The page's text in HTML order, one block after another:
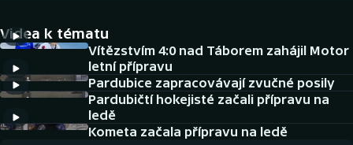
Cyklistika
DALŠÍ SPORTY
Americký fotbal
NEPŘEHLÉDNĚTE
Videa k tématu
Vítězstvím 4:0 nad Táborem zahájil Motor
letní přípravu
Pardubice zapracovávají zvučné posily
Pardubičtí hokejisté začali přípravu na
ledě
Kometa začala přípravu na ledě